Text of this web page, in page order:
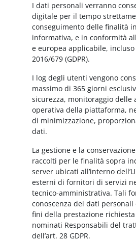
I dati personali verranno
digitale per il tempo
conseguimento delle finalità
informativa, e in conformità
e europea applicabile, incluso
2016/679 (GDPR).
I log degli utenti vengono
massimo di 365 giorni
sicurezza, monitoraggio delle
operativa della piattaforma,
di minimizzazione,
dati.
La gestione e la
raccolti per le finalità sopra
server ubicati all’interno
esterni di fornitori di servizi
tecnico-amministrativa. Tali
conoscenza dei dati
fini della prestazione
nominati Responsabili del
dell’art. 28 GDPR.